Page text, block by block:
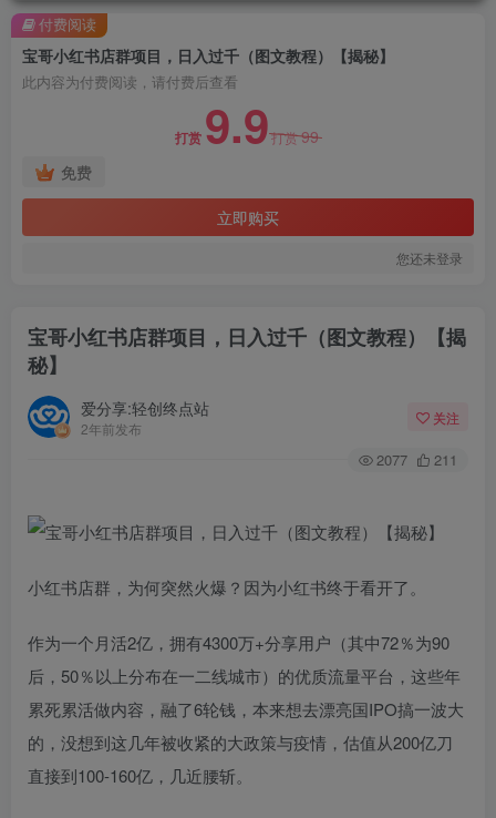
宝哥小红书店群项目，日入过千（图文教程）【揭秘】
此内容为付费阅读，请付费后查看
打赏 9.9打赏99
免费
立即购买
您还未登录
付费阅读
宝哥小红书店群项目，日入过千（图文教程）【揭
秘】
爱分享:轻创终点站
2年前发布
关注
2077 211
小红书店群，为何突然火爆？因为小红书终于看开了。
作为一个月活2亿，拥有4300万+分享用户（其中72％为90
后，50％以上分布在一二线城市）的优质流量平台，这些年
累死累活做内容，融了6轮钱，本来想去漂亮国IPO搞一波大
的，没想到这几年被收紧的大政策与疫情，估值从200亿刀
直接到100-160亿，几近腰斩。